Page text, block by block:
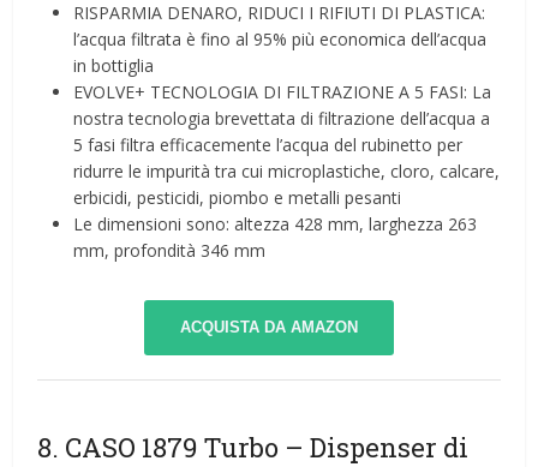
RISPARMIA DENARO, RIDUCI I RIFIUTI DI PLASTICA:
l’acqua filtrata è fino al 95% più economica dell’acqua
in bottiglia
EVOLVE+ TECNOLOGIA DI FILTRAZIONE A 5 FASI: La
nostra tecnologia brevettata di filtrazione dell’acqua a
5 fasi filtra efficacemente l’acqua del rubinetto per
ridurre le impurità tra cui microplastiche, cloro, calcare,
erbicidi, pesticidi, piombo e metalli pesanti
Le dimensioni sono: altezza 428 mm, larghezza 263
mm, profondità 346 mm
ACQUISTA DA AMAZON
8. CASO 1879 Turbo – Dispenser di